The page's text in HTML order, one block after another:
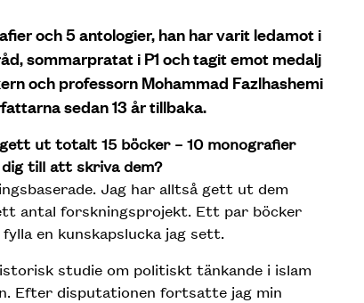
och 5 antologier, han har varit ledamot i
sommarpratat i P1 och tagit emot medalj
och professorn Mohammad Fazlhashemi
sedan 13 år tillbaka.
ut totalt 15 böcker – 10 monografier
till att skriva dem?
Jag har alltså gett ut dem
antal forskningsprojekt. Ett par böcker
en kunskapslucka jag sett.
studie om politiskt tänkande i islam
Efter disputationen fortsatte jag min